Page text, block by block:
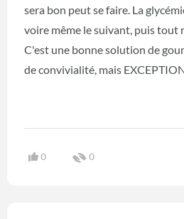
sera bon peut se faire. La
voire même le suivant, puis tout
C'est une bonne solution de
de convivialité, mais
0 0